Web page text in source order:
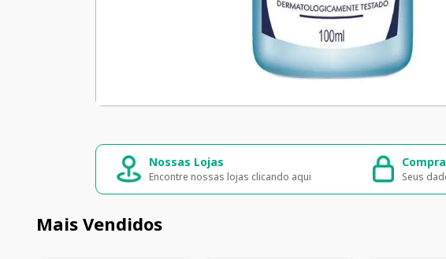
Compra segura
Seus dados 100% seguros
Entrega
Entrega para
Mais Vendidos